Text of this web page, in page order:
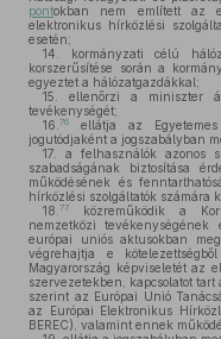
pontokban nem említett az
elektronikus hírközlési
esetén;
14.
kormányzati célú
korszerűsítése során a
egyeztet a hálózatgazdákkal;
15.
ellenőrzi a miniszter
tevékenységét;
16. 76
ellátja az Egyetemes
jogutódjaként a jogszabályban
17.
a felhasználók azonos
szabadságának biztosítása
működésének és
hírközlési szolgáltatók számára
18. 77
közreműködik a
nemzetközi
európai uniós aktusokban
végrehajtja e
Magyarország képviseletét az
szervezetekben, kapcsolatot
szerint az Európai Unió
az Európai Elektronikus
BEREC), valamint ennek